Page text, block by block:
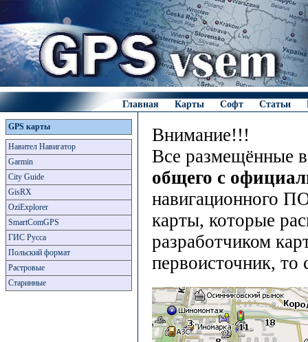
Главная Карты Софт Статьи
GPS карты
Навител Навигатор
Garmin
City Guide
GisRX
OziExplorer
SmartComGPS
ГИС Русса
Польский формат
Растровые
Старинные
Внимание!!!
Все размещённые
общего с
навигационного
карты, которые
разработчиком
первоисточник,